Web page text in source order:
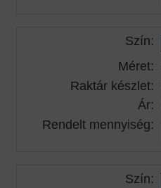
Szín:
Méret:
Raktár készlet:
Ár:
Rendelt mennyiség:
Szín: